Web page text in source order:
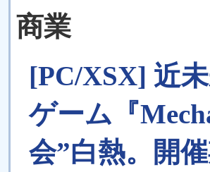
商業
[PC/XSX] 近
ゲーム『
会”白熱。開